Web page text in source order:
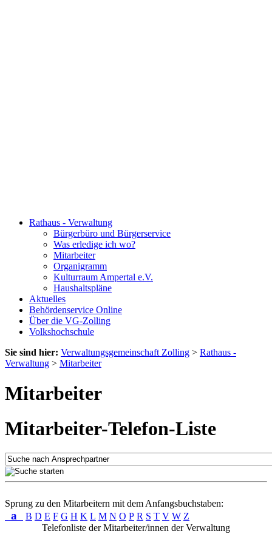
Rathaus - Verwaltung
Bürgerbüro und Bürgerservice
Was erledige ich wo?
Mitarbeiter
Organigramm
Kulturraum Ampertal e.V.
Haushaltspläne
Aktuelles
Behördenservice Online
Über die VG-Zolling
Volkshochschule
Sie sind hier: Verwaltungsgemeinschaft Zolling > Rathaus -
Verwaltung > Mitarbeiter
Mitarbeiter
Mitarbeiter-Telefon-Liste
Sprung zu den Mitarbeitern mit dem Anfangsbuchstaben:
a B D E F G H K L M N O P R S T V W Z
Telefonliste der Mitarbeiter/innen der Verwaltung